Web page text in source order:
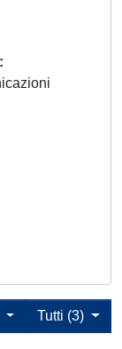
Tutti (3)